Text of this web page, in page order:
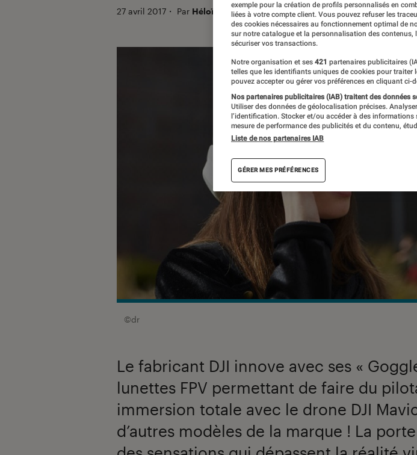
27 avril 2017 ・ Par Héloïse
©dr
Le fabricant DJI innove avec ses «
lunettes FPV permettant de faire du
immersion totale avec le drone DJI
d’autres modèles de la marque ! La
exemple pour la création de profils personnalisés en
liées à votre compte client. Vous pouvez refuser les
des cookies nécessaires au fonctionnement optimal de
sur notre catalogue et la personnalisation des contenus,
sécuriser vos transactions.
Notre organisation et ses 421 partenaires publicitaires
telles que les identifiants uniques de cookies pour traiter
pouvez accepter ou gérer vos préférences en cliquant
Nos partenaires publicitaires (IAB) traitent des données
Utiliser des données de géolocalisation précises.
l’identification. Stocker et/ou accéder à des
mesure de performance des publicités et du contenu,
Liste de nos partenaires IAB
GÉRER MES PRÉFÉRENCES